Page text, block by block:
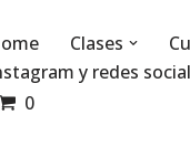
Clases
y redes
0